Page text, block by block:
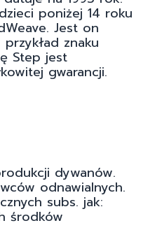
poniżej 14 roku
Jest on
znaku
Step jest
gwarancji.
dywanów.
odnawialnych.
subs. jak:
środków